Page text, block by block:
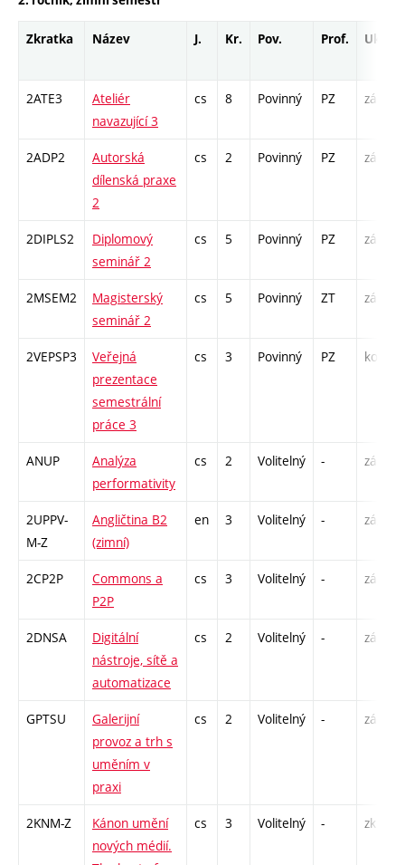
Zkratka Název J. Kr. Pov. Prof. Uk.
2ATE3
Ateliér
navazující 3
cs 8 Povinný PZ zá
2ADP2
Autorská
dílenská praxe
2
cs 2 Povinný PZ zá
2DIPLS2
Diplomový
seminář 2
cs 5 Povinný PZ zá
2MSEM2
Magisterský
seminář 2
cs 5 Povinný ZT zá
2VEPSP3
Veřejná
prezentace
semestrální
práce 3
cs 3 Povinný PZ kol
ANUP
Analýza
performativity
cs 2 Volitelný - zá
2UPPV-
M-Z
Angličtina B2
(zimní)
en 3 Volitelný - zá,zk
2CP2P
Commons a
P2P
cs 3 Volitelný - zá
2DNSA
Digitální
nástroje, sítě a
automatizace
cs 2 Volitelný - zá
GPTSU
Galerijní
provoz a trh s
uměním v
praxi
cs 2 Volitelný - zá
2KNM-Z
Kánon umění
nových médií.
cs 3 Volitelný - zk